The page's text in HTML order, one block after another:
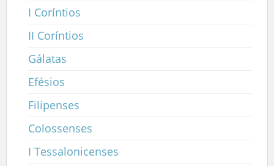
I Coríntios
II Coríntios
Gálatas
Efésios
Filipenses
Colossenses
I Tessalonicenses